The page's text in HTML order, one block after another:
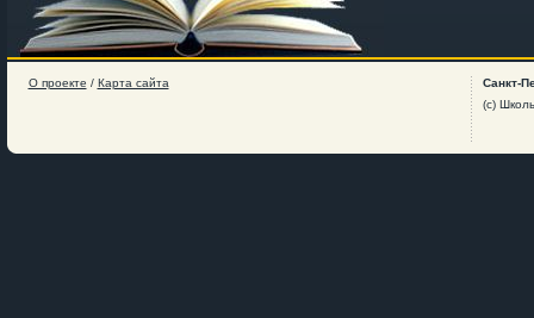
О проекте / Карта сайта
Санкт-
(c)